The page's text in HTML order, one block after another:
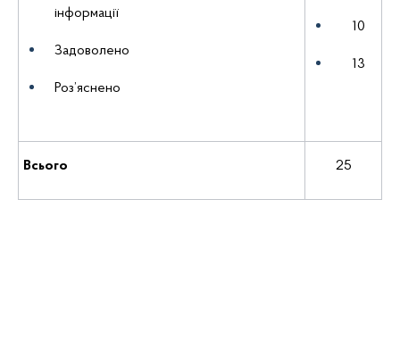
інформації
Задоволено
Роз’яснено
10
13
Всього 25